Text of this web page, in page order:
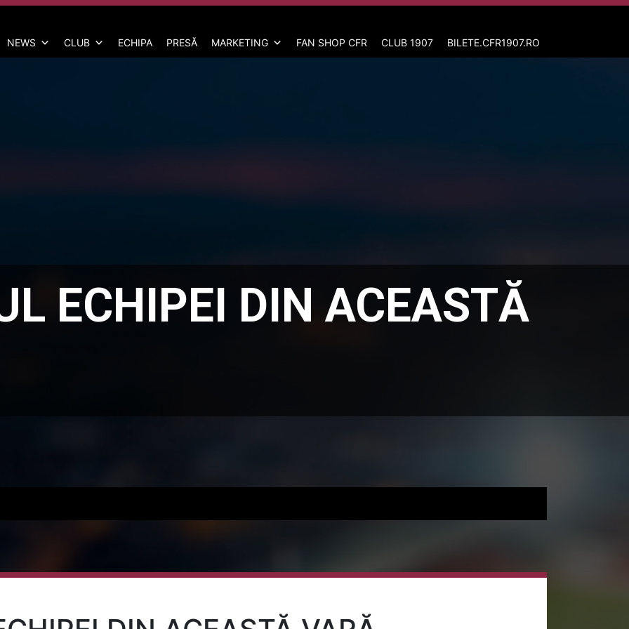
NEWS CLUB ECHIPA PRESĂ MARKETING FAN SHOP CFR CLUB 1907 BILETE.CFR1907.RO
ECHIPEI DIN ACEASTĂ